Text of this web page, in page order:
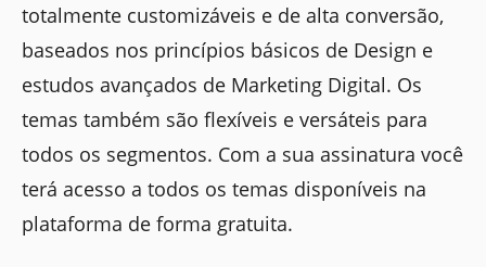
totalmente customizáveis e de alta conversão,
baseados nos princípios básicos de Design e
estudos avançados de Marketing Digital. Os
temas também são flexíveis e versáteis para
todos os segmentos. Com a sua assinatura você
terá acesso a todos os temas disponíveis na
plataforma de forma gratuita.